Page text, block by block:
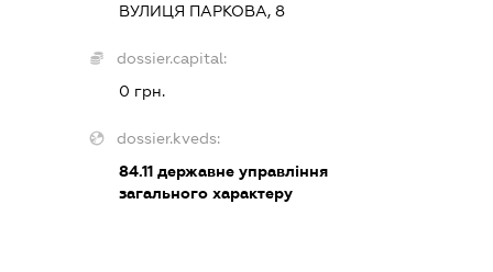
ВУЛИЦЯ ПАРКОВА, 8
dossier.capital:
0 грн.
dossier.kveds:
84.11 державне управління
загального характеру